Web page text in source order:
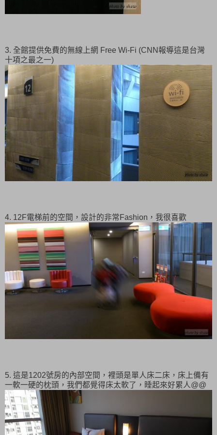
3. 全館提供免費的無線上網 Free Wi-Fi (CNN報導這是台灣
十項之最之一)
4. 12F電梯前的空間，設計的非常Fashion，我很喜歡
5. 這是1202號房的內部空間，裡頭是單人床二床，床上備有
一軟一硬的枕頭，我們都覺得床太軟了，睡起來好累人@@